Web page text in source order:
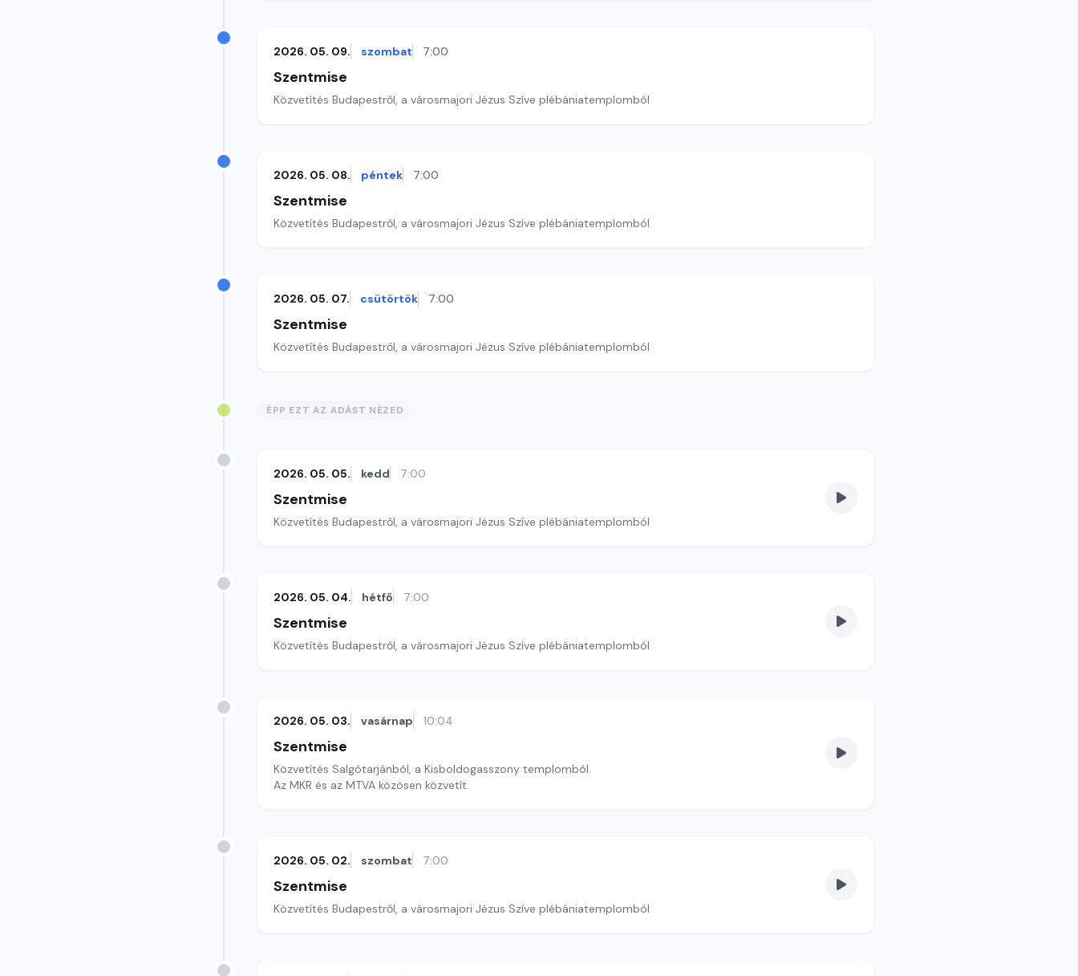
2026. 05. 09. szombat 7:00
Szentmise
Közvetítés Budapestről, a városmajori Jézus Szíve plébániatemplomból
2026. 05. 08. péntek 7:00
Szentmise
Közvetítés Budapestről, a városmajori Jézus Szíve plébániatemplomból
2026. 05. 07. csütörtök 7:00
Szentmise
Közvetítés Budapestről, a városmajori Jézus Szíve plébániatemplomból
ÉPP EZT AZ ADÁST NÉZED
2026. 05. 05. kedd 7:00
Szentmise
Közvetítés Budapestről, a városmajori Jézus Szíve plébániatemplomból
2026. 05. 04. hétfő 7:00
Szentmise
Közvetítés Budapestről, a városmajori Jézus Szíve plébániatemplomból
2026. 05. 03. vasárnap 10:04
Szentmise
Közvetítés Salgótarjánból, a Kisboldogasszony templomból.
Az MKR és az MTVA közösen közvetít.
2026. 05. 02. szombat 7:00
Szentmise
Közvetítés Budapestről, a városmajori Jézus Szíve plébániatemplomból